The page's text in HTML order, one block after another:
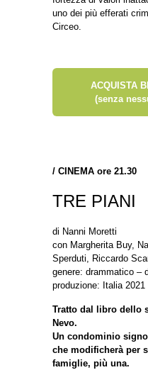
uno dei più efferati
Circeo.
ACQUISTA
(senza
/ CINEMA ore 21.30
TRE PIANI
di Nanni Moretti
con Margherita Buy,
Sperduti, Riccardo
genere: drammatico –
produzione: Italia 2021
Tratto dal libro dello
Nevo.
Un condominio
che modificherà per
famiglie, più una.